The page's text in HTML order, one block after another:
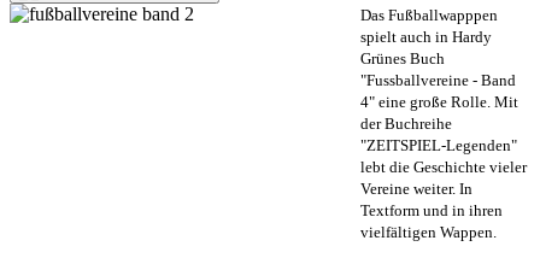
Das Fußballwapppen
spielt auch in Hardy
Grünes Buch
"Fussballvereine - Band
4" eine große Rolle. Mit
der Buchreihe
"ZEITSPIEL-Legenden"
lebt die Geschichte vieler
Vereine weiter. In
Textform und in ihren
vielfältigen Wappen.